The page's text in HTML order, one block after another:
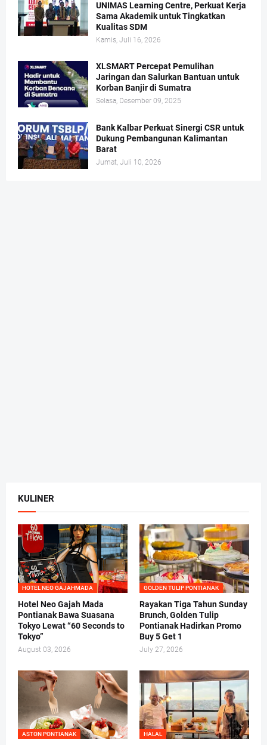
UNIMAS Learning Centre, Perkuat Kerja
Sama Akademik untuk Tingkatkan
Kualitas SDM
Kamis, Juli 16, 2026
XLSMART Percepat Pemulihan
Jaringan dan Salurkan Bantuan untuk
Korban Banjir di Sumatra
Selasa, Desember 09, 2025
Bank Kalbar Perkuat Sinergi CSR untuk
Dukung Pembangunan Kalimantan
Barat
Jumat, Juli 10, 2026
KULINER
HOTEL NEO GAJAHMADA
Hotel Neo Gajah Mada
Pontianak Bawa Suasana
Tokyo Lewat “60 Seconds to
Tokyo”
August 03, 2026
GOLDEN TULIP PONTIANAK
Rayakan Tiga Tahun Sunday
Brunch, Golden Tulip
Pontianak Hadirkan Promo
Buy 5 Get 1
July 27, 2026
ASTON PONTIANAK HALAL